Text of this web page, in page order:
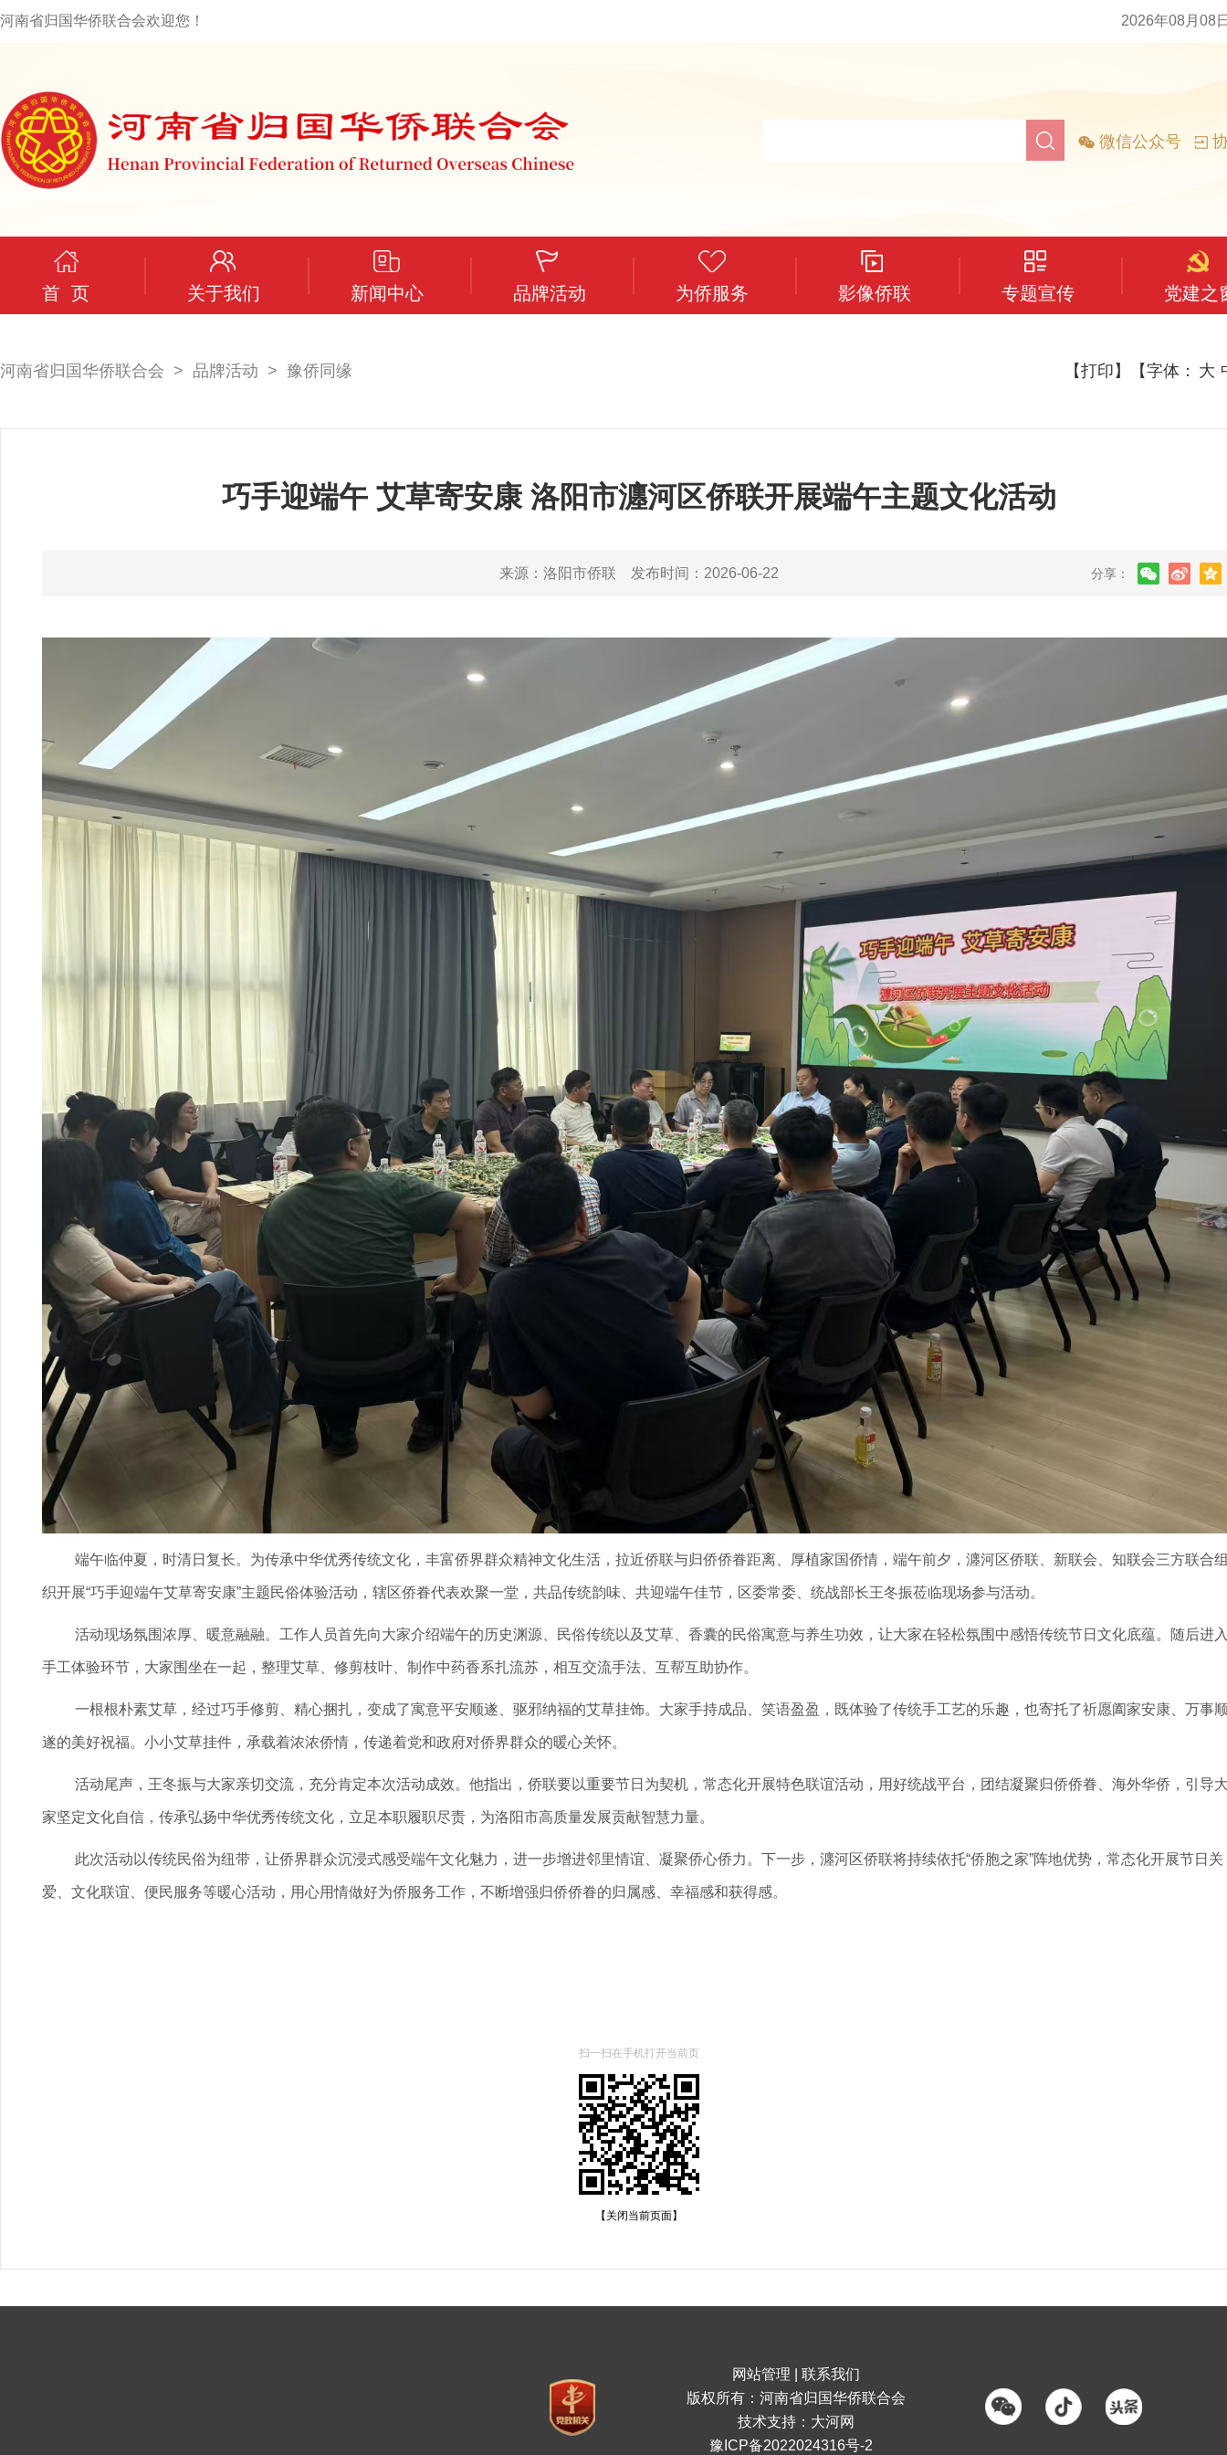
河南省归国华侨联合会欢迎您！ 2026年08月08
微信公众号
首 页 关于我们 新闻中心 品牌活动 为侨服务 影像侨联 专题宣传 党建之
河南省归国华侨联合会 品牌活动 豫侨同缘 【打印】 【字体： 大
巧手迎端午 艾草寄安康 洛阳市瀍河区侨联开展端午主题文化活动
来源： 洛阳市侨联 发布时间： 2026-06-22 分享：
端午临仲夏，时清日复长。为传承中华优秀传统文化，丰富侨界群众精神文化生活，拉近侨联与归侨侨眷距离、厚植家国侨情，端午前夕，瀍河区侨联、新联会、知联会三方联合
织开展“巧手迎端午艾草寄安康”主题民俗体验活动，辖区侨眷代表欢聚一堂，共品传统韵味、共迎端午佳节，区委常委、统战部长王冬振莅临现场参与活动。
活动现场氛围浓厚、暖意融融。工作人员首先向大家介绍端午的历史渊源、民俗传统以及艾草、香囊的民俗寓意与养生功效，让大家在轻松氛围中感悟传统节日文化底蕴。随后进
手工体验环节，大家围坐在一起，整理艾草、修剪枝叶、制作中药香系扎流苏，相互交流手法、互帮互助协作。
一根根朴素艾草，经过巧手修剪、精心捆扎，变成了寓意平安顺遂、驱邪纳福的艾草挂饰。大家手持成品、笑语盈盈，既体验了传统手工艺的乐趣，也寄托了祈愿阖家安康、万事
遂的美好祝福。小小艾草挂件，承载着浓浓侨情，传递着党和政府对侨界群众的暖心关怀。
活动尾声，王冬振与大家亲切交流，充分肯定本次活动成效。他指出，侨联要以重要节日为契机，常态化开展特色联谊活动，用好统战平台，团结凝聚归侨侨眷、海外华侨，引导
家坚定文化自信，传承弘扬中华优秀传统文化，立足本职履职尽责，为洛阳市高质量发展贡献智慧力量。
此次活动以传统民俗为纽带，让侨界群众沉浸式感受端午文化魅力，进一步增进邻里情谊、凝聚侨心侨力。下一步，瀍河区侨联将持续依托“侨胞之家”阵地优势，常态化开展节日关
爱、文化联谊、便民服务等暖心活动，用心用情做好为侨服务工作，不断增强归侨侨眷的归属感、幸福感和获得感。
扫一扫在手机打开当前页
【关闭当前页面】
网站管理
联系我们
版权所有：河南省归国华侨联合会
技术支持： 大河网
豫ICP备2022024316号-2